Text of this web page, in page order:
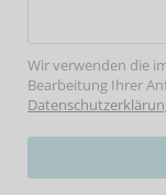
Wir verwenden die
Bearbeitung Ihrer